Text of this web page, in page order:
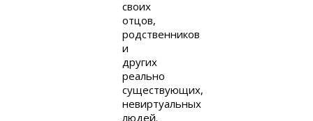
своих
отцов,
родственников
и
других
реально
существующих,
невиртуальных
людей.